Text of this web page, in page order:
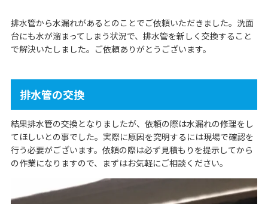
排水管から水漏れがあるとのことでご依頼いただきました。洗面
台にも水が溜まってしまう状況で、排水管を新しく交換すること
で解決いたしました。ご依頼ありがとうございます。
排水管の交換
結果排水管の交換となりましたが、依頼の際は水漏れの修理をし
てほしいとの事でした。実際に原因を究明するには現場で確認を
行う必要がございます。依頼の際は必ず見積もりを提示してから
の作業になりますので、まずはお気軽にご相談ください。